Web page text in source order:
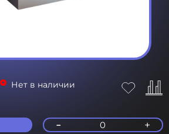
Нет в наличии
- 0 +